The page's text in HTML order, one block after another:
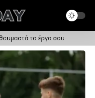
θαυμαστά τα έργα σου